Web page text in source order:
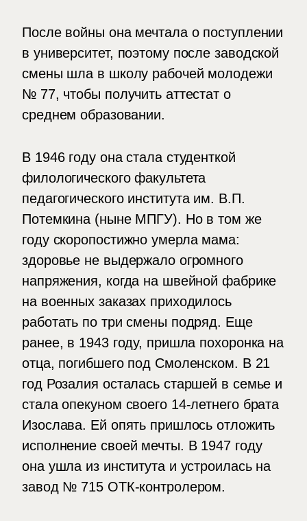
После войны она мечтала о поступлении
в университет, поэтому после заводской
смены шла в школу рабочей молодежи
№ 77, чтобы получить аттестат о
среднем образовании.
В 1946 году она стала студенткой
филологического факультета
педагогического института им. В.П.
Потемкина (ныне МПГУ). Но в том же
году скоропостижно умерла мама:
здоровье не выдержало огромного
напряжения, когда на швейной фабрике
на военных заказах приходилось
работать по три смены подряд. Еще
ранее, в 1943 году, пришла похоронка на
отца, погибшего под Смоленском. В 21
год Розалия осталась старшей в семье и
стала опекуном своего 14-летнего брата
Изослава. Ей опять пришлось отложить
исполнение своей мечты. В 1947 году
она ушла из института и устроилась на
завод № 715 ОТК-контролером.